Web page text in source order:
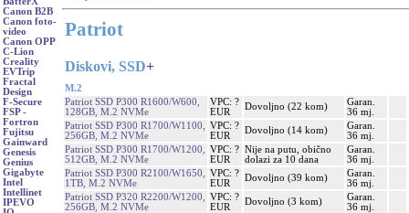
Canon B2B
Canon foto-
video
Canon OPP
C-Lion
Creality
EVTrip
Fractal
Design
F-Secure
FSP -
Fortron
Fujitsu
Gainward
Genesis
Genius
Gigabyte
Intel
Intellinet
IPEVO
Patriot
Diskovi, SSD+
M.2
Patriot SSD P300 R1600/W600,
128GB, M.2 NVMe
VPC: ?
EUR
Dovoljno (22 kom)
Garan.
36 mj.
Patriot SSD P300 R1700/W1100,
256GB, M.2 NVMe
VPC: ?
EUR
Dovoljno (14 kom)
Garan.
36 mj.
Patriot SSD P300 R1700/W1200,
512GB, M.2 NVMe
VPC: ?
EUR
Nije na putu, obično
dolazi za 10 dana
Garan.
36 mj.
Patriot SSD P300 R2100/W1650,
1TB, M.2 NVMe
VPC: ?
EUR
Dovoljno (39 kom)
Garan.
36 mj.
Patriot SSD P320 R2200/W1200,
256GB, M.2 NVMe
VPC: ?
EUR
Dovoljno (3 kom)
Garan.
36 mj.